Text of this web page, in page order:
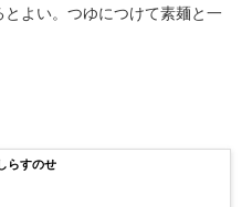
とよい。つゆにつけて素麺と一
らすのせ